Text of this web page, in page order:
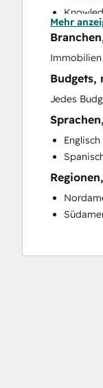
Sales
Website
Mehr
Immobilien
Budgets,
Jedes
Englisch